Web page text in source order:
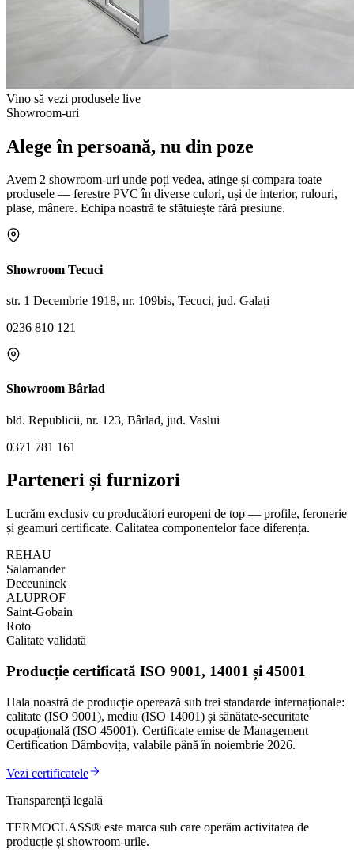
Vino să vezi produsele live
Showroom-uri
Alege în persoană, nu din poze
Avem 2 showroom-uri unde poți vedea, atinge și compara toate
produsele — ferestre PVC în diverse culori, uși de interior, rulouri,
plase, mânere. Echipa noastră te sfătuiește fără presiune.
Showroom Tecuci
str. 1 Decembrie 1918, nr. 109bis, Tecuci, jud. Galați
0236 810 121
Showroom Bârlad
bld. Republicii, nr. 123, Bârlad, jud. Vaslui
0371 781 161
Parteneri și furnizori
Lucrăm exclusiv cu producători europeni de top — profile, feronerie
și geamuri certificate. Calitatea componentelor face diferența.
REHAU
Salamander
Deceuninck
ALUPROF
Saint-Gobain
Roto
Calitate validată
Producție certificată ISO 9001, 14001 și 45001
Hala noastră de producție operează sub trei standarde internaționale:
calitate (ISO 9001), mediu (ISO 14001) și sănătate-securitate
ocupațională (ISO 45001). Certificate emise de Management
Certification Dâmbovița, valabile până în noiembrie 2026.
Vezi certificatele
Transparență legală
TERMOCLASS® este marca sub care operăm activitatea de
producție și showroom-urile.